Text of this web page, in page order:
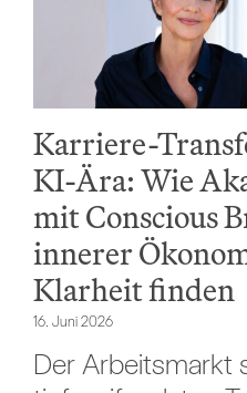
Karriere-
KI-Ära: Wie
mit Conscious
innerer
Klarheit finden
16. Juni 2026
Der Arbeitsmarkt